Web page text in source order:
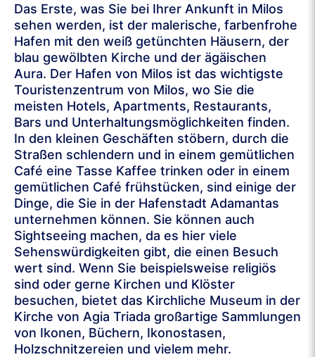
Das Erste, was Sie bei Ihrer Ankunft in Milos
sehen werden, ist der malerische, farbenfrohe
Hafen mit den weiß getünchten Häusern, der
blau gewölbten Kirche und der ägäischen
Aura. Der Hafen von Milos ist das wichtigste
Touristenzentrum von Milos, wo Sie die
meisten Hotels, Apartments, Restaurants,
Bars und Unterhaltungsmöglichkeiten finden.
In den kleinen Geschäften stöbern, durch die
Straßen schlendern und in einem gemütlichen
Café eine Tasse Kaffee trinken oder in einem
gemütlichen Café frühstücken, sind einige der
Dinge, die Sie in der Hafenstadt Adamantas
unternehmen können. Sie können auch
Sightseeing machen, da es hier viele
Sehenswürdigkeiten gibt, die einen Besuch
wert sind. Wenn Sie beispielsweise religiös
sind oder gerne Kirchen und Klöster
besuchen, bietet das Kirchliche Museum in der
Kirche von Agia Triada großartige Sammlungen
von Ikonen, Büchern, Ikonostasen,
Holzschnitzereien und vielem mehr.